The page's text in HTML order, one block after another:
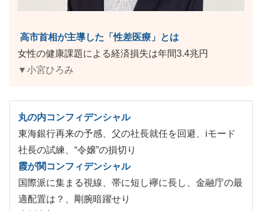
高市首相が主導した「性差医療」とは
女性の健康課題による経済損失は年間3.4兆円
▼小宮ひろみ
丸の内コンフィデンシャル
東海銀行再来の予感、父の社長就任を回避、iモード
社長の試練、“令嬢”の損切り
霞が関コンフィデンシャル
国際派に集まる視線、帯に短し襷に長し、金融庁の最
適配置は？、剛腕暗躍せり